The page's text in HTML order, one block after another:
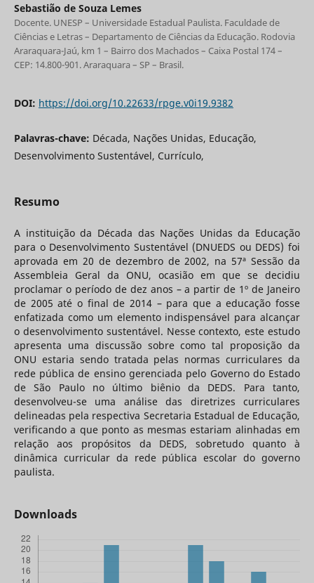
Sebastião de Souza Lemes
Docente. UNESP – Universidade Estadual Paulista. Faculdade de
Ciências e Letras – Departamento de Ciências da Educação. Rodovia
Araraquara-Jaú, km 1 – Bairro dos Machados – Caixa Postal 174 –
CEP: 14.800-901. Araraquara – SP – Brasil.
DOI: https://doi.org/10.22633/rpge.v0i19.9382
Palavras-chave: Década, Nações Unidas, Educação,
Desenvolvimento Sustentável, Currículo,
Resumo
A instituição da Década das Nações Unidas da Educação
para o Desenvolvimento Sustentável (DNUEDS ou DEDS) foi
aprovada em 20 de dezembro de 2002, na 57ª Sessão da
Assembleia Geral da ONU, ocasião em que se decidiu
proclamar o período de dez anos – a partir de 1º de Janeiro
de 2005 até o final de 2014 – para que a educação fosse
enfatizada como um elemento indispensável para alcançar
o desenvolvimento sustentável. Nesse contexto, este estudo
apresenta uma discussão sobre como tal proposição da
ONU estaria sendo tratada pelas normas curriculares da
rede pública de ensino gerenciada pelo Governo do Estado
de São Paulo no último biênio da DEDS. Para tanto,
desenvolveu-se uma análise das diretrizes curriculares
delineadas pela respectiva Secretaria Estadual de Educação,
verificando a que ponto as mesmas estariam alinhadas em
relação aos propósitos da DEDS, sobretudo quanto à
dinâmica curricular da rede pública escolar do governo
paulista.
Downloads